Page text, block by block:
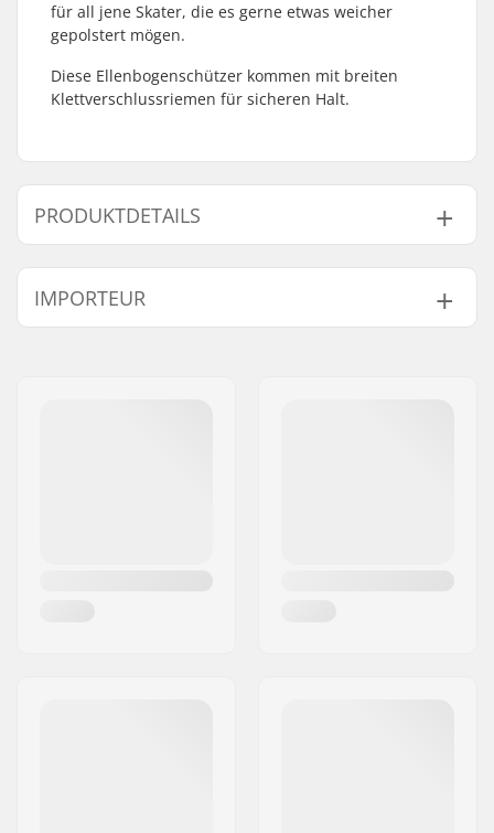
für all jene Skater, die es gerne etwas weicher
gepolstert mögen.
Diese Ellenbogenschützer kommen mit breiten
Klettverschlussriemen für sicheren Halt.
PRODUKTDETAILS
Schaum:
EVA Memory Schaum
Kappe:
Materialien:
Lycra
IMPORTEUR